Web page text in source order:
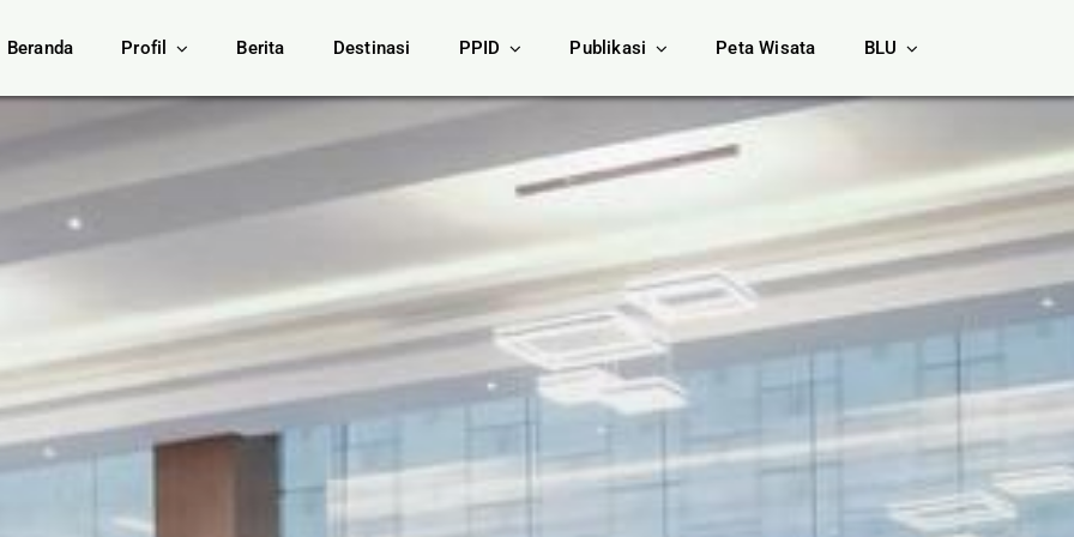
Beranda Profil Berita Destinasi PPID Publikasi Peta Wisata BLU